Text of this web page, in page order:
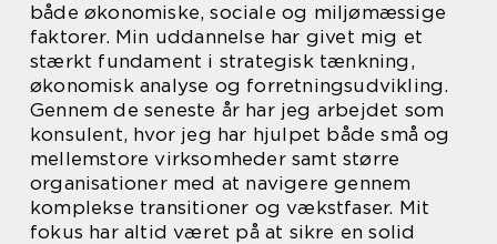
både økonomiske, sociale og miljømæssige
faktorer. Min uddannelse har givet mig et
stærkt fundament i strategisk tænkning,
økonomisk analyse og forretningsudvikling.
Gennem de seneste år har jeg arbejdet som
konsulent, hvor jeg har hjulpet både små og
mellemstore virksomheder samt større
organisationer med at navigere gennem
komplekse transitioner og vækstfaser. Mit
fokus har altid været på at sikre en solid